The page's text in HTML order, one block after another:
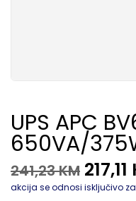
UPS APC
650VA/
241,23KM 217,11
akcija se odnosi isključivo